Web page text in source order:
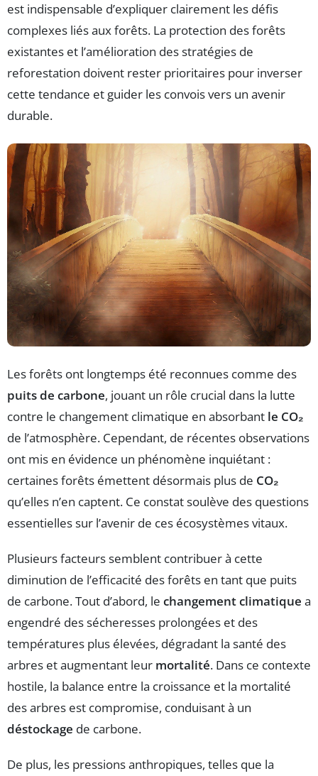
est indispensable d’expliquer clairement les défis
complexes liés aux forêts. La protection des forêts
existantes et l’amélioration des stratégies de
reforestation doivent rester prioritaires pour inverser
cette tendance et guider les convois vers un avenir
durable.
Les forêts ont longtemps été reconnues comme des
puits de carbone, jouant un rôle crucial dans la lutte
contre le changement climatique en absorbant le CO₂
de l’atmosphère. Cependant, de récentes observations
ont mis en évidence un phénomène inquiétant :
certaines forêts émettent désormais plus de CO₂
qu’elles n’en captent. Ce constat soulève des questions
essentielles sur l’avenir de ces écosystèmes vitaux.
Plusieurs facteurs semblent contribuer à cette
diminution de l’efficacité des forêts en tant que puits
de carbone. Tout d’abord, le changement climatique a
engendré des sécheresses prolongées et des
températures plus élevées, dégradant la santé des
arbres et augmentant leur mortalité. Dans ce contexte
hostile, la balance entre la croissance et la mortalité
des arbres est compromise, conduisant à un
déstockage de carbone.
De plus, les pressions anthropiques, telles que la